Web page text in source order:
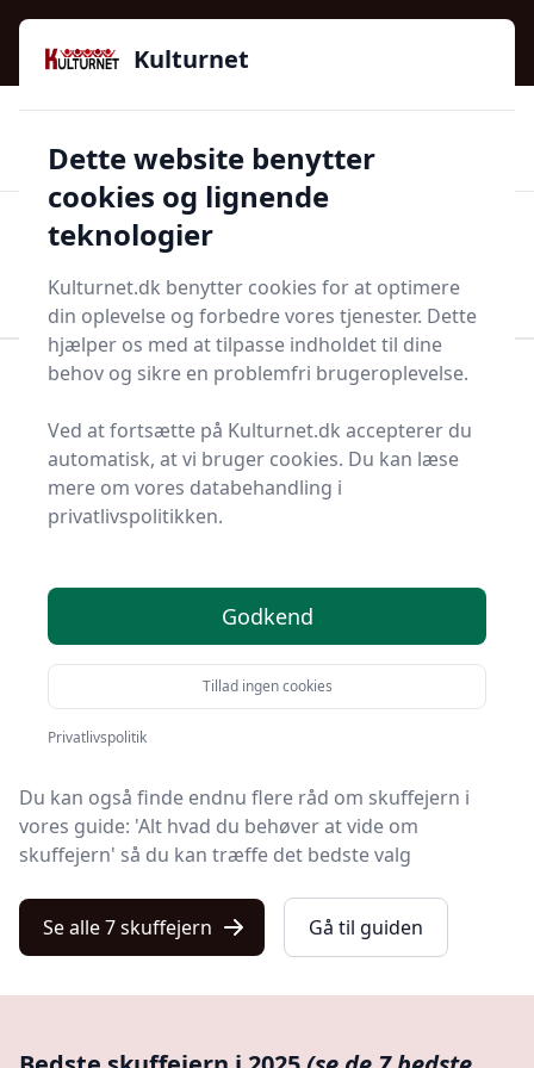
Kulturnet - Alt Det Gode I Livet | Din Kulturguide Siden
2016
97 kategorier 👍Kun godkendte butikker
Start søgning
Bolig og indretning Kontor
Bedste skuffejern i 2025
- se de 7 bedste her
har udvalgt 7 produkter, så du nemt kan finde det
Hvad enten du leder efter kvalitet, et prisvenligt valg,
en specifik model eller gratis levering på skuffejern,
har vi gjort arbejdet nemt for dig med vores liste.
Du kan også finde endnu flere råd om skuffejern i
vores guide: 'Alt hvad du behøver at vide om
skuffejern' så du kan træffe det bedste valg
Se alle 7 skuffejern Gå til guiden
Kulturnet
Dette website benytter
cookies og lignende
teknologier
Kulturnet.dk benytter cookies for at optimere
din oplevelse og forbedre vores tjenester. Dette
hjælper os med at tilpasse indholdet til dine
behov og sikre en problemfri brugeroplevelse.
Ved at fortsætte på Kulturnet.dk accepterer du
automatisk, at vi bruger cookies. Du kan læse
mere om vores databehandling i
privatlivspolitikken.
Godkend
Tillad ingen cookies
Privatlivspolitik